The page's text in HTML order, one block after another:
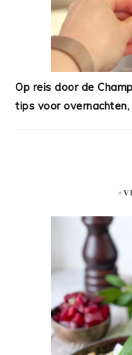
Op reis door de
tips voor